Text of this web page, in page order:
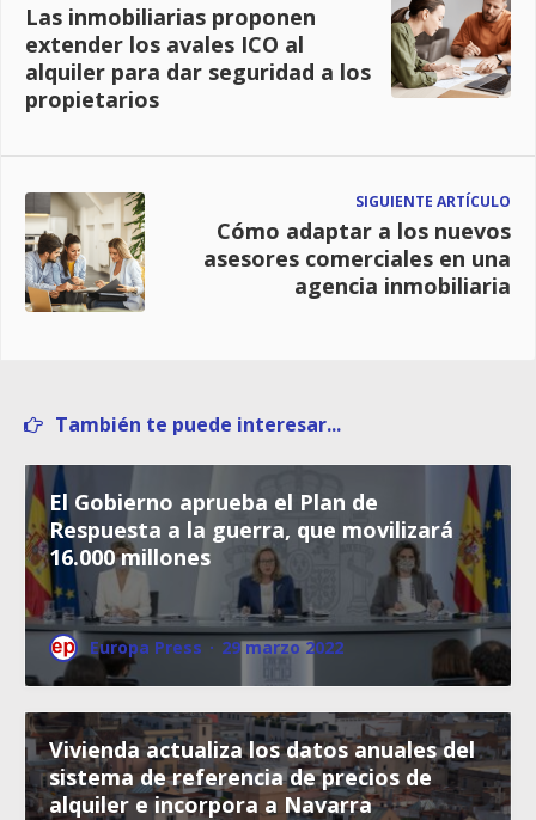
Las inmobiliarias proponen
extender los avales ICO al
alquiler para dar seguridad a los
propietarios
SIGUIENTE ARTÍCULO
Cómo adaptar a los nuevos
asesores comerciales en una
agencia inmobiliaria
También te puede interesar...
El Gobierno aprueba el Plan de
Respuesta a la guerra, que movilizará
16.000 millones
Europa Press · 29 marzo 2022
Vivienda actualiza los datos anuales del
sistema de referencia de precios de
alquiler e incorpora a Navarra